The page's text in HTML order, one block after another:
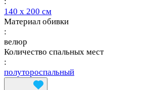
140 х 200 см
Материал обивки
:
велюр
Количество спальных мест
:
полутороспальный